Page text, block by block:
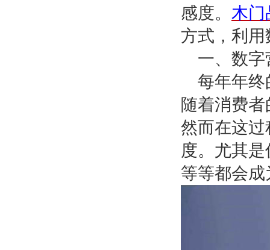
感度。 木门
方式，利
一、数
每年年终
随着消费
然而在这
度。尤其
等等都会